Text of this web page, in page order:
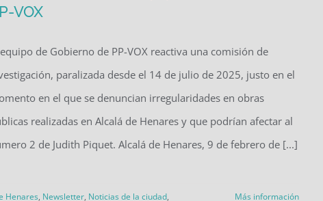
VOX
de Gobierno de PP-VOX reactiva una comisión de
paralizada desde el 14 de julio de 2025, justo en el
en el que se denuncian irregularidades en obras
realizadas en Alcalá de Henares y que podrían afectar al
2 de Judith Piquet. Alcalá de Henares, 9 de febrero de [...]
Henares, Newsletter, Noticias de la ciudad,
Más información